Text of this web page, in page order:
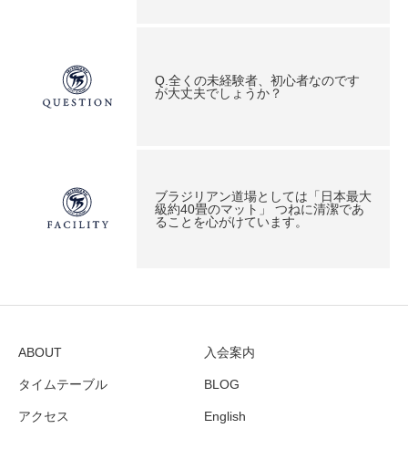
Q.全くの未経験者、初心者なのです
が大丈夫でしょうか？
ブラジリアン道場としては「日本最大
級約40畳のマット」 つねに清潔であ
ることを心がけています。
ABOUT 入会案内
タイムテーブル BLOG
アクセス English